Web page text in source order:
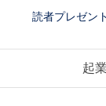
読者プレゼント
起